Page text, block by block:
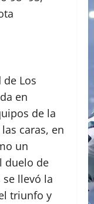
Los
en
de la
caras, en
un
duelo de
se llevó la
triunfo y